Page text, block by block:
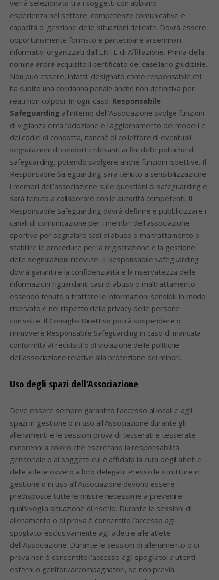
verrà selezionato tra i soggetti con abbiano
esperienza nel settore, competenze comunicative e
capacità di gestione delle situazioni delicate. Dovrà essere
opportunamente formato e partecipare ai seminari
informativi organizzati dall’ENTE di Affiliazione. Prima della
nomina andrà acquisito il certificato del casellario giudiziale.
Non può essere, infatti, designato come responsabile chi
ha subito una condanna penale anche non definitiva per
reati non colposi. In ogni caso, Responsabile
Safeguarding all’interno dell’Associazione svolge funzioni
di vigilanza circa l’adozione e l’aggiornamento dei modelli e
dei codici di condotta, nonché di collettore di eventuali
segnalazioni di condotte rilevanti ai fini delle politiche di
safeguarding, potendo svolgere anche funzioni ispettive. Il
Responsabile Safeguarding sarà tenuto a sensibilizzazione
i membri dell’associazione sulle questioni di safeguarding e
sarà tenuto a collaborare con le autorità competenti. Il
Responsabile Safeguarding dovrà definire e pubblicizzare i
canali di comunicazione per i membri dell’associazione
sportiva per segnalare casi di abuso o maltrattamento e
stabilire le procedure per la registrazione e la gestione
delle segnalazioni ricevute. Il Responsabile Safeguarding
dovrà garantire la confidenzialità e la riservatezza delle
informazioni riguardanti casi di abuso o maltrattamento
essendo tenuto a trattare le informazioni sensibili in modo
riservato e nel rispetto della privacy delle persone
coinvolte. Il Consiglio Direttivo potrà sospendere o
rimuovere Responsabile Safeguarding in caso di mancata
conformità ai requisiti o di violazione delle politiche
dell’associazione relative alla protezione dei minori.
Uso degli spazi dell’Associazione
Deve essere sempre garantito l’accesso ai locali e agli
spazi in gestione o in uso all’Associazione durante gli
allenamenti e le sessioni prova di tesserati e tesserate
minorenni a coloro che esercitano la responsabilità
genitoriale o ai soggetti cui è affidata la cura degli atleti e
delle atlete ovvero a loro delegati. Presso le strutture in
gestione o in uso all’Associazione devono essere
predisposte tutte le misure necessarie a prevenire
qualsivoglia situazione di rischio. Durante le sessioni di
allenamento o di prova è consentito l’accesso agli
spogliatoi esclusivamente agli atleti e alle atlete
dell’Associazione. Durante le sessioni di allenamento o di
prova non è consentito l’accesso agli spogliatoi a utenti
esterni o genitori/accompagnatori, se non previa